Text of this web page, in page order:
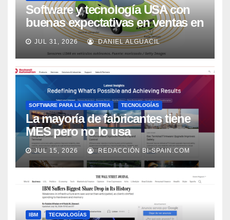
Software y tecnología USA con
buenas expectativas en ventas en
los próximos 2 años, según
Market Watch
JUL 31, 2026 DANIEL ALGUACIL
SOFTWARE PARA LA INDUSTRIA TECNOLOGÍAS
La mayoría de fabricantes tiene
MES pero no lo usa
adecuadamente, según Rockwell
Automation
JUL 15, 2026 REDACCIÓN BI-SPAIN.COM
IBM TECNOLOGÍAS